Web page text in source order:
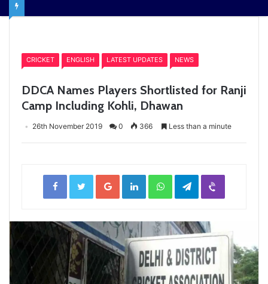
CRICKET ENGLISH LATEST UPDATES NEWS
DDCA Names Players Shortlisted for Ranji
Camp Including Kohli, Dhawan
26th November 2019 0 366 Less than a minute
FacebookTwitterGoogle+LinkedInWhatsAppTelegramViber